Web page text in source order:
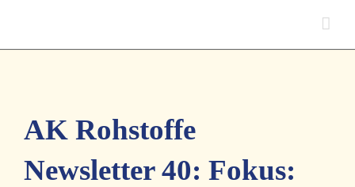
content
AK Rohstoffe
Newsletter 40: Fokus: